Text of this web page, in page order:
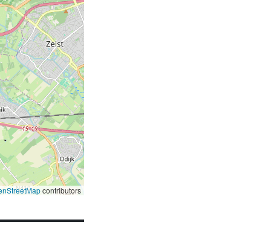
contributors